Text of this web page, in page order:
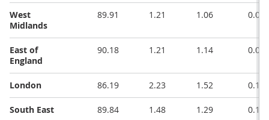
West
Midlands
89.91 1.21 1.06 0.08
East of
England
90.18 1.21 1.14 0.09
London 86.19 2.23 1.52 0.10
South East 89.84 1.48 1.29 0.11